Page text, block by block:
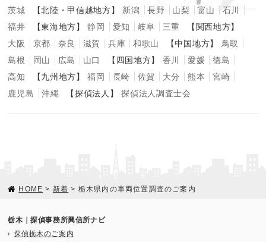
茨城
【北陸・甲信越地方】 新潟 長野 山梨 富山
石川
福井
【東海地方】 静岡 愛知 岐阜 三重
【関西地方】
大阪
京都 奈良 滋賀 兵庫 和歌山 【中国地方】
鳥取
島根
岡山 広島 山口 【四国地方】 香川 愛媛
徳島
高知
【九州地方】 福岡 長崎 佐賀 大分 熊本
宮崎
鹿児島
沖縄 【探偵法人】 探偵法人調査士会
HOME > 新着 > 栃木県内の車両位置調査のご案内
栃木｜探偵事務所興信所ナビ
探偵栃木のご案内